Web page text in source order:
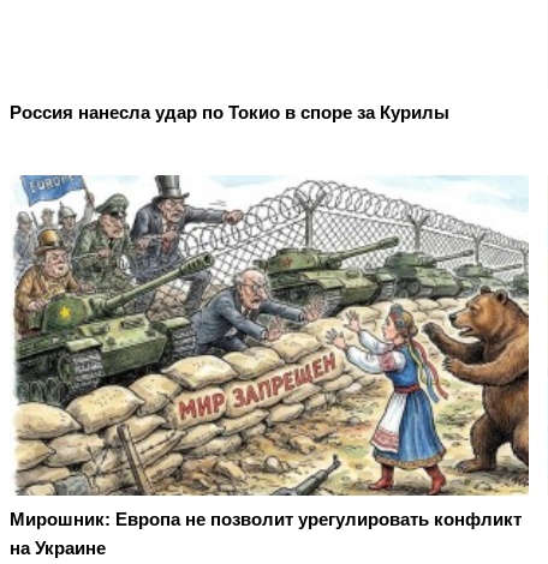
Россия нанесла удар по Токио в споре за Курилы
Мирошник: Европа не позволит урегулировать конфликт
на Украине